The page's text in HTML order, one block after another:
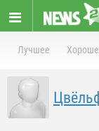
Лучшее